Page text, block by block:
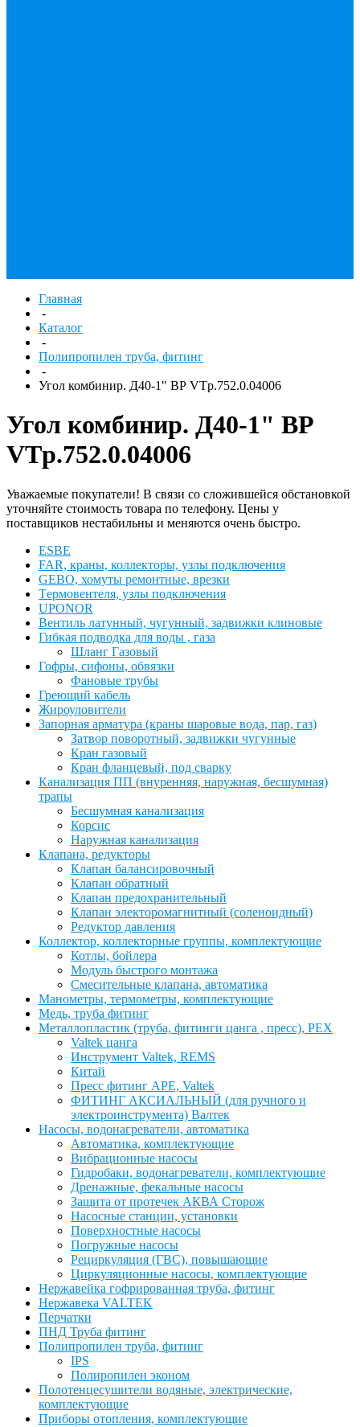
Главная
-
Каталог
-
Полипропилен труба, фитинг
-
Угол комбинир. Д40-1" ВР VTp.752.0.04006
Угол комбинир. Д40-1" ВР
VTp.752.0.04006
Уважаемые покупатели! В связи со сложившейся обстановкой
уточняйте стоимость товара по телефону. Цены у
поставщиков нестабильны и меняются очень быстро.
ESBЕ
FAR, краны, коллекторы, узлы подключения
GEBO, хомуты ремонтные, врезки
Tермовентеля, узлы подключения
UPONOR
Вентиль латунный, чугунный, задвижки клиновые
Гибкая подводка для воды , газа
Шланг Газовый
Гофры, сифоны, обвязки
Фановые трубы
Греющий кабель
Жироуловители
Запорная арматура (краны шаровые вода, пар, газ)
Затвор поворотный, задвижки чугунные
Кран газовый
Кран фланцевый, под сварку
Канализация ПП (внуренняя, наружная, бесшумная)
трапы
Бесшумная канализация
Корсис
Наружная канализация
Клапана, редукторы
Клапан балансировочный
Клапан обратный
Клапан предохранительный
Клапан электоромагнитный (соленоидный)
Редуктор давления
Коллектор, коллекторные группы, комплектующие
Котлы, бойлера
Модуль быстрого монтажа
Смесительные клапана, автоматика
Манометры, термометры, комплектующие
Медь, труба фитинг
Металлопластик (труба, фитинги цанга , пресс), PEX
Valtek цанга
Инструмент Valtek, REMS
Китай
Пресс фитинг APE, Valtek
ФИТИНГ АКСИАЛЬНЫЙ (для ручного и
электроинструмента) Валтек
Насосы, водонагреватели, автоматика
Автоматика, комплектующие
Вибрационные насосы
Гидробаки, водонагреватели, комплектующие
Дренажные, фекальные насосы
Защита от протечек АКВА Сторож
Насосные станции, установки
Поверхностные насосы
Погружные насосы
Рециркуляция (ГВС), повышающие
Циркуляционные насосы, комплектующие
Нержавейка гофрированная труба, фитинг
Нержавека VALTEK
Перчатки
ПНД Труба фитинг
Полипропилен труба, фитинг
IPS
Полиропилен эконом
Полотенцесушители водяные, электрические,
комплектующие
Приборы отопления, комплектующие